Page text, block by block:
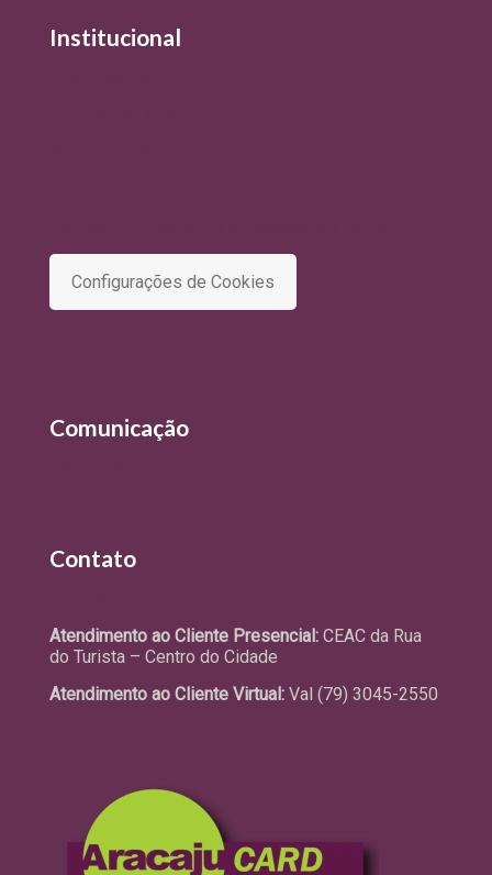
Institucional
Configurações de Cookies
Comunicação
Contato
Atendimento ao Cliente Presencial: CEAC da Rua
do Turista – Centro do Cidade
Atendimento ao Cliente Virtual: Val (79) 3045-2550